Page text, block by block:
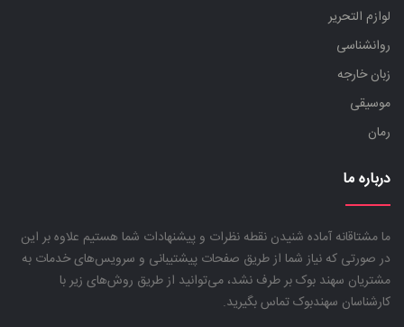
لوازم التحریر
روانشناسی
زبان خارجه
موسیقی
رمان
درباره ما
ما مشتاقانه آماده شنیدن نقطه نظرات و پیشنهادات شما هستیم علاوه بر این
در صورتی که نیاز شما از طریق صفحات پیشتیبانی و سرویس‌های خدمات به
مشتریان سهند بوک بر طرف نشد، می‌توانید از طریق روش‌های زیر با
کارشناسان سهندبوک تماس بگیرید.